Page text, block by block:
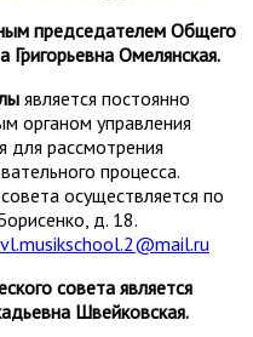
председателем Общего
Григорьевна Омелянская.
является постоянно
органом управления
для рассмотрения
процесса.
осуществляется по
д. 18.
vl.musikschool.2@mail.ru
совета является
Швейковская.